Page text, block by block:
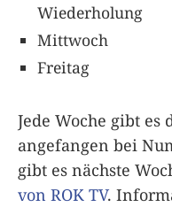
Wiederholung
Mittwoch
Freitag
Jede Woche gibt es
angefangen bei
gibt es nächste
von ROK TV.